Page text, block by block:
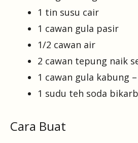
1 tin susu cair
1 cawan gula pasir
1/2 cawan air
2 cawan tepung naik
1 cawan gula kabung
1 sudu teh soda
Cara Buat